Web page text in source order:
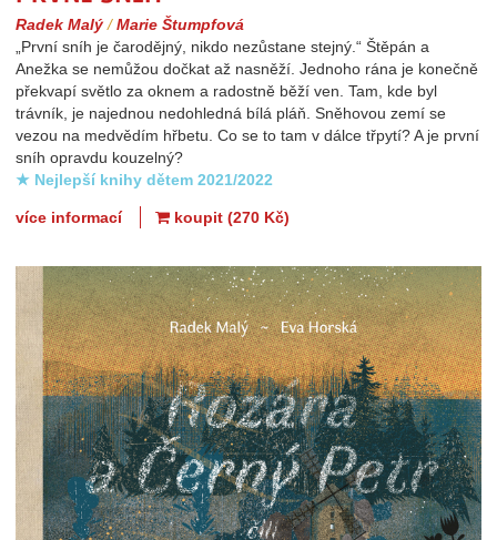
Radek Malý /Marie Štumpfová
„První sníh je čarodějný, nikdo nezůstane stejný.“ Štěpán a
Anežka se nemůžou dočkat až nasněží. Jednoho rána je konečně
překvapí světlo za oknem a radostně běží ven. Tam, kde byl
trávník, je najednou nedohledná bílá pláň. Sněhovou zemí se
vezou na medvědím hřbetu. Co se to tam v dálce třpytí? A je první
sníh opravdu kouzelný?
★ Nejlepší knihy dětem 2021/2022
více informací koupit (270 Kč)